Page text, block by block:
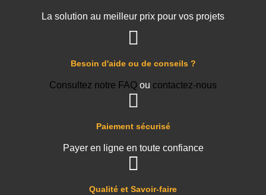
Qualité et Savoir-faire
Paiement sécurisé
Payer en ligne en toute confiance
Besoin d'aide ou de conseils ?
Consultez notre FAQ ou contactez-nous
La solution au meilleur prix pour vos projets